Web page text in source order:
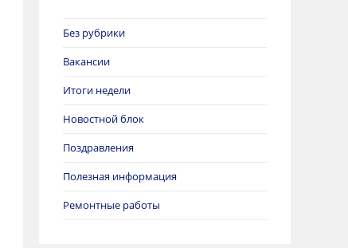
Без рубрики
Вакансии
Итоги недели
Новостной блок
Поздравления
Полезная информация
Ремонтные работы